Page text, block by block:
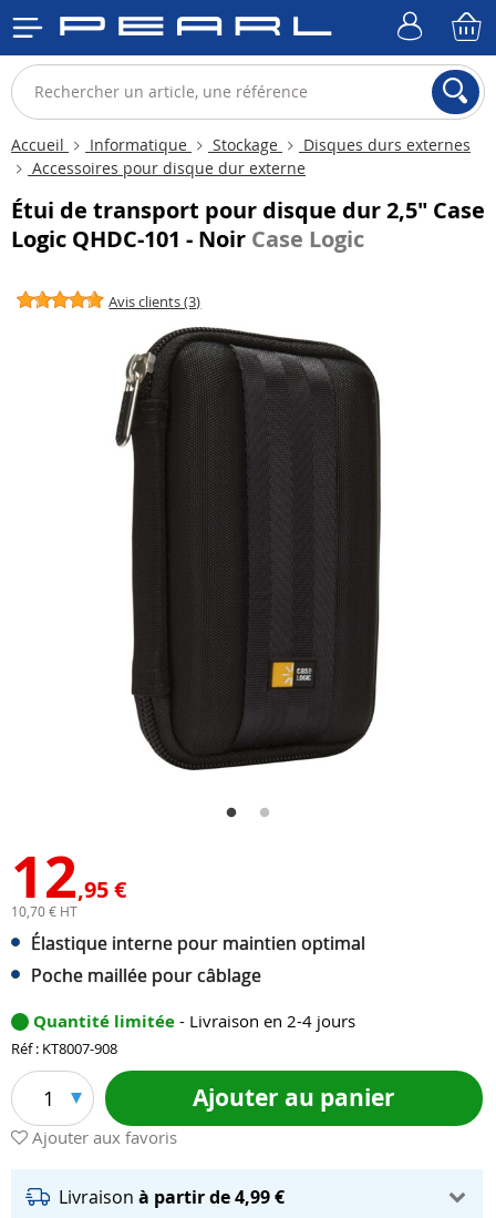
Accueil Informatique Stockage
Disques durs externes
Accessoires pour disque dur externe
Étui de transport pour disque dur 2,5" Case
Logic QHDC-101 - Noir Case Logic
Avis clients (3)
12,95 €
10,70 € HT
Élastique interne pour maintien optimal
Poche maillée pour câblage
Quantité limitée - Livraison en 2-4 jours
Réf : KT8007-908
1 Ajouter au panier
Ajouter aux favoris
Livraison à partir de 4,99 €